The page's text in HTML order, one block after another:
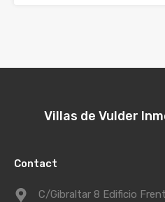
Villas de Vulder
Contact
C/Gibraltar 8 Edificio